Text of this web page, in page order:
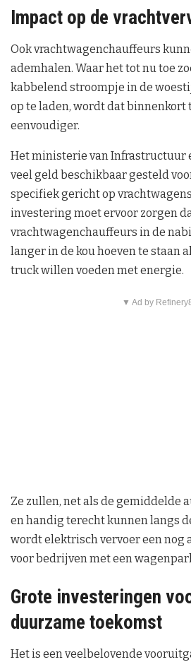
Impact op de
Ook vrachtwagenchauffeurs
ademhalen. Waar het tot nu toe
kabbelend stroompje in de
op te laden, wordt dat binnenkort
eenvoudiger.
Het ministerie van Infrastructuur
veel geld beschikbaar gesteld
specifiek gericht op
investering moet ervoor zorgen
vrachtwagenchauffeurs in de
langer in de kou hoeven te staan
truck willen voeden met energie.
▼ Ad by
Ze zullen, net als de gemiddelde
en handig terecht kunnen langs
wordt elektrisch vervoer een nog
voor bedrijven met een
Grote investeringen
duurzame toekomst
Het is een veelbelovende